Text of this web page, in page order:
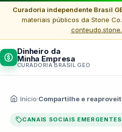
Curadoria independente Brasil
materiais públicos da Stone
Dinheiro da
Minha Empresa
CURADORIA BRASIL GEO
Início·Compartilhe e
CANAIS SOCIAIS EMERGENTES